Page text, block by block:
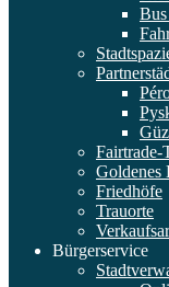
Fairtrade-
Goldenes
Friedhöfe
Trauorte
Bürgerservice